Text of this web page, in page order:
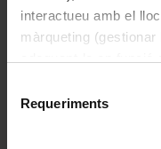
interactueu amb el
màrqueting (gestionar
consultar laPolítica
Requeriments
originar en una
del volcà
una de les